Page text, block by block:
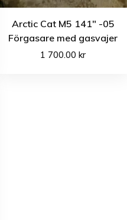
Arctic Cat M5 141″ -05
Förgasare med gasvajer
1 700.00kr